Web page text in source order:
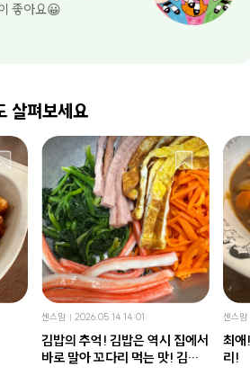
좋아요😀
살펴보세요
센스맘 2026.05.14 14:01
김밥의 추억! 김밥은 역시 집에서
바로 말아 꼬다리 먹는 맛! 김밥
센스맘
최애! 진짜 너무 맛있는
리!